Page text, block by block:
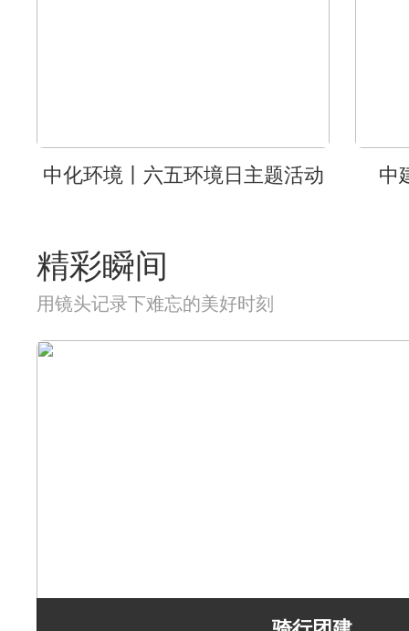
中化环境丨六五环境日主题活动 中
精彩瞬间
用镜头记录下难忘的美好时刻